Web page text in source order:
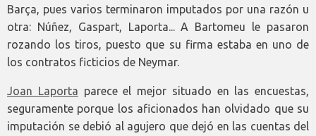
Barça, pues varios terminaron imputados por una razón u
otra: Núñez, Gaspart, Laporta... A Bartomeu le pasaron
rozando los tiros, puesto que su firma estaba en uno de
los contratos ficticios de Neymar.
Joan Laporta parece el mejor situado en las encuestas,
seguramente porque los aficionados han olvidado que su
imputación se debió al agujero que dejó en las cuentas del